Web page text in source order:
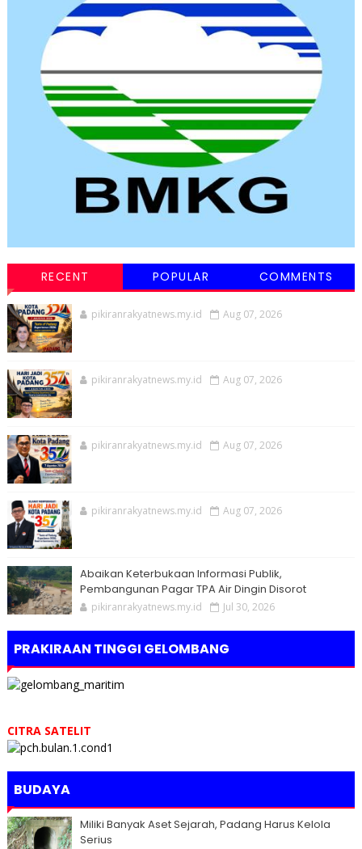
RECENT POPULAR COMMENTS
pikiranrakyatnews.my.id Aug 07, 2026
pikiranrakyatnews.my.id Aug 07, 2026
pikiranrakyatnews.my.id Aug 07, 2026
pikiranrakyatnews.my.id Aug 07, 2026
Abaikan Keterbukaan Informasi Publik,
Pembangunan Pagar TPA Air Dingin Disorot
pikiranrakyatnews.my.id Jul 30, 2026
PRAKIRAAN TINGGI GELOMBANG
CITRA SATELIT
BUDAYA
Miliki Banyak Aset Sejarah, Padang Harus Kelola
Serius